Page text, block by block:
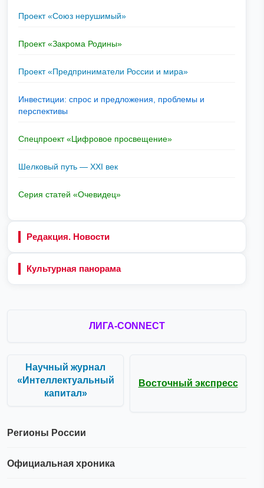
Проект «Союз нерушимый»
Проект «Закрома Родины»
Проект «Предприниматели России и мира»
Инвестиции: спрос и предложения, проблемы и
перспективы
Спецпроект «Цифровое просвещение»
Шелковый путь — XXI век
Серия статей «Очевидец»
Редакция. Новости
Культурная панорама
ЛИГА-CONNECT
Научный журнал
«Интеллектуальный
капитал»
Восточный экспресс
Регионы России
Официальная хроника